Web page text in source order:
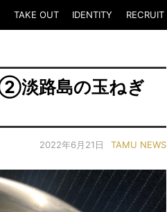
TAKE OUT IDENTITY RECRUIT
淡路島の玉ねぎ
2022年6月21日 TAMU NEWS